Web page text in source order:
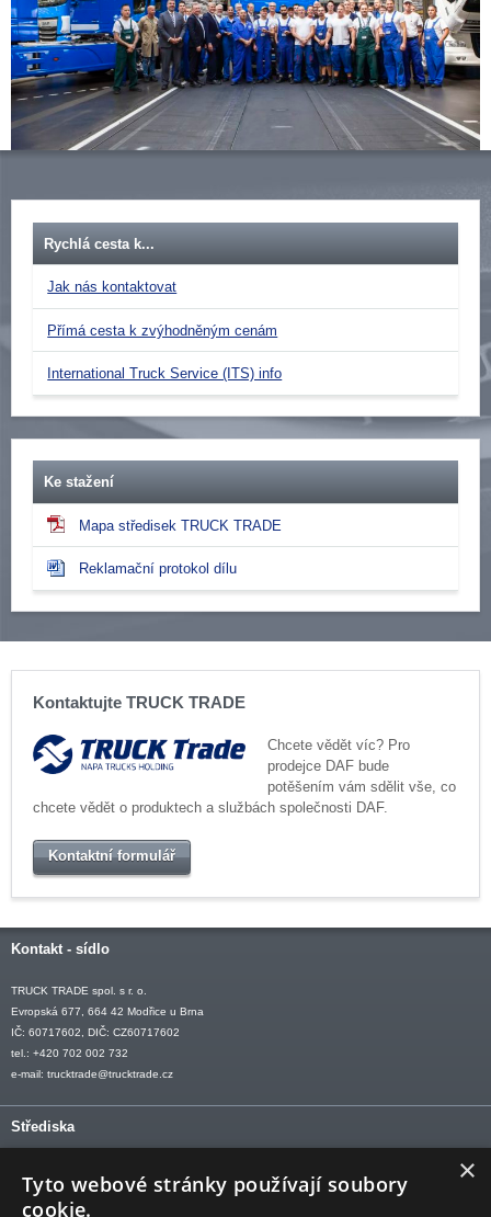
Rychlá cesta k...
Jak nás kontaktovat
Přímá cesta k zvýhodněným cenám
International Truck Service (ITS) info
Ke stažení
Mapa středisek TRUCK TRADE
Reklamační protokol dílu
Kontaktujte TRUCK TRADE
Chcete vědět víc? Pro
prodejce DAF bude
potěšením vám sdělit vše, co
chcete vědět o produktech a službách společnosti DAF.
Kontaktní formulář
Kontakt - sídlo
TRUCK TRADE spol. s r. o.
Evropská 677, 664 42 Modřice u Brna
IČ: 60717602, DIČ: CZ60717602
tel.: +420 702 002 732
e-mail: trucktrade@trucktrade.cz
Střediska
OSTRAVA tel: +420 602 547 882
OTROKOVICE tel: +420 577 110 921-2
×
Tyto webové stránky používají soubory
cookie.